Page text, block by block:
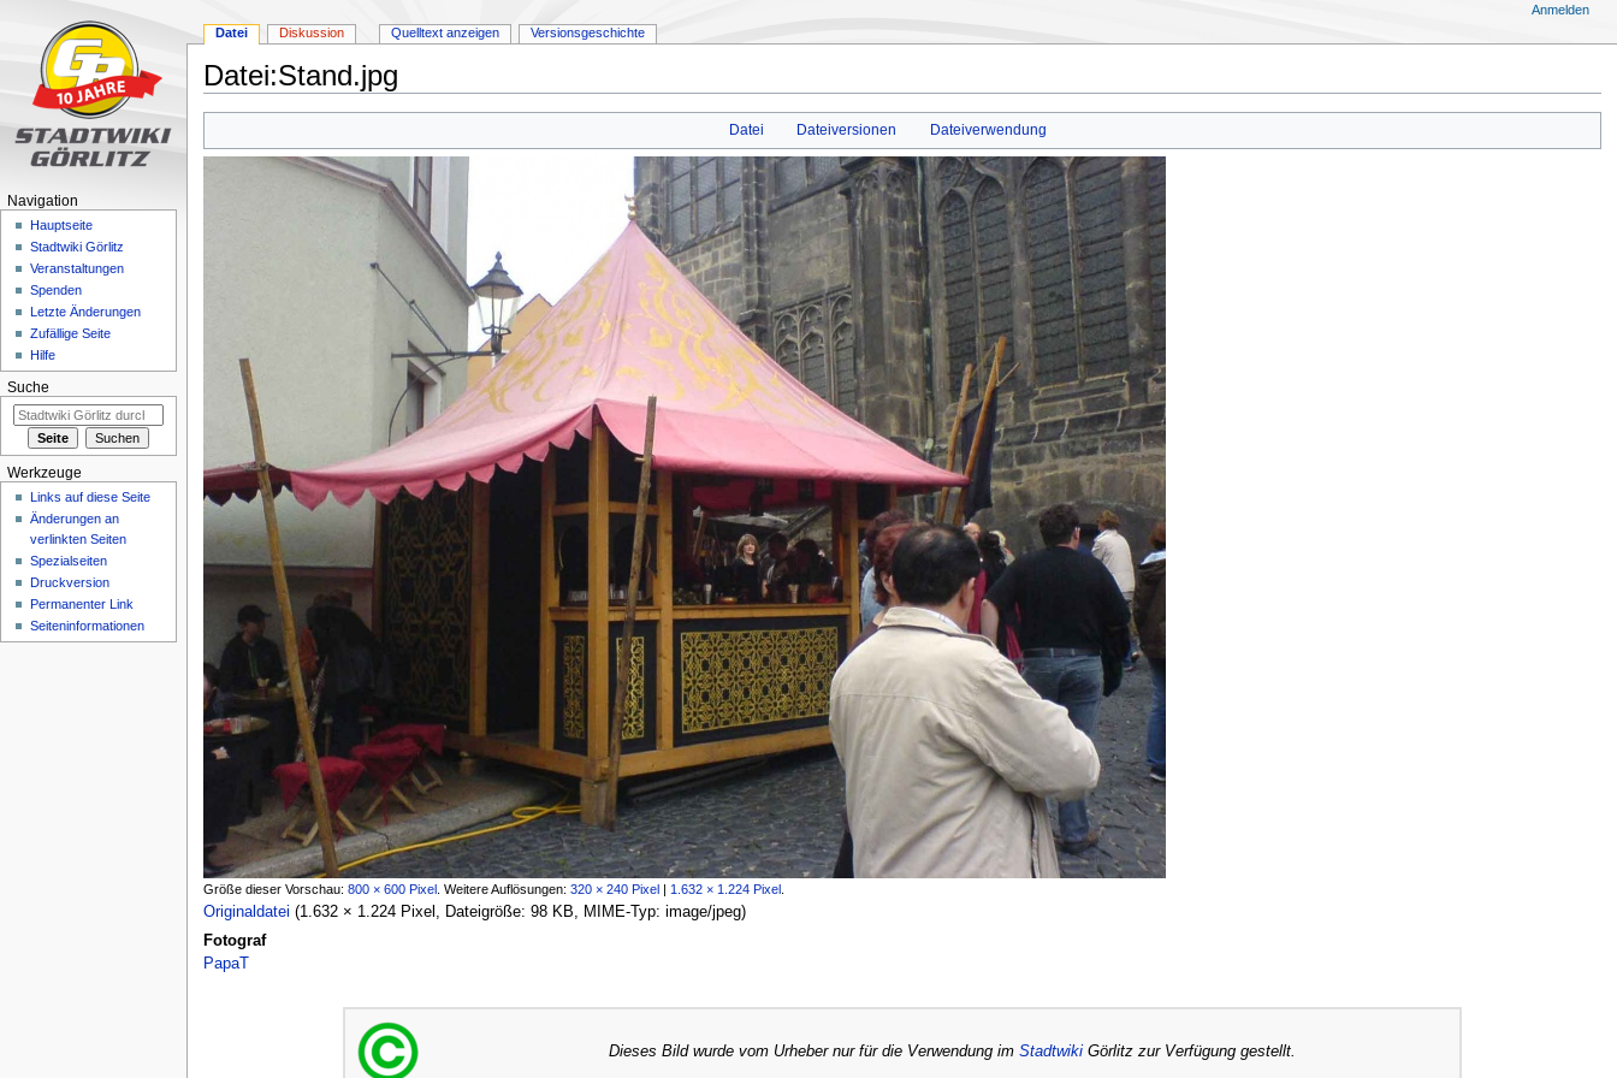
Datei:Stand.jpg
Navigation
Suche
Datei Dateiversionen Dateiverwendung
Größe dieser Vorschau: 800 × 600 Pixel. Weitere Auflösungen: 320 × 240 Pixel| 1.632 × 1.224 Pixel.
Originaldatei (1.632 × 1.224 Pixel, Dateigröße: 98 KB, MIME-Typ: image/jpeg)
Fotograf
PapaT
Dieses Bild wurde vom Urheber nur für die Verwendung imStadtwiki Görlitz zur Verfügung gestellt.
Datei Diskussion Quelltext anzeigen Versionsgeschichte
Anmelden
Navigation
Hauptseite
Stadtwiki Görlitz
Veranstaltungen
Spenden
Letzte Änderungen
Zufällige Seite
Hilfe
Suche
Werkzeuge
Links auf diese Seite
Änderungen an
verlinkten Seiten
Spezialseiten
Druckversion
Permanenter Link
Seiten­informationen